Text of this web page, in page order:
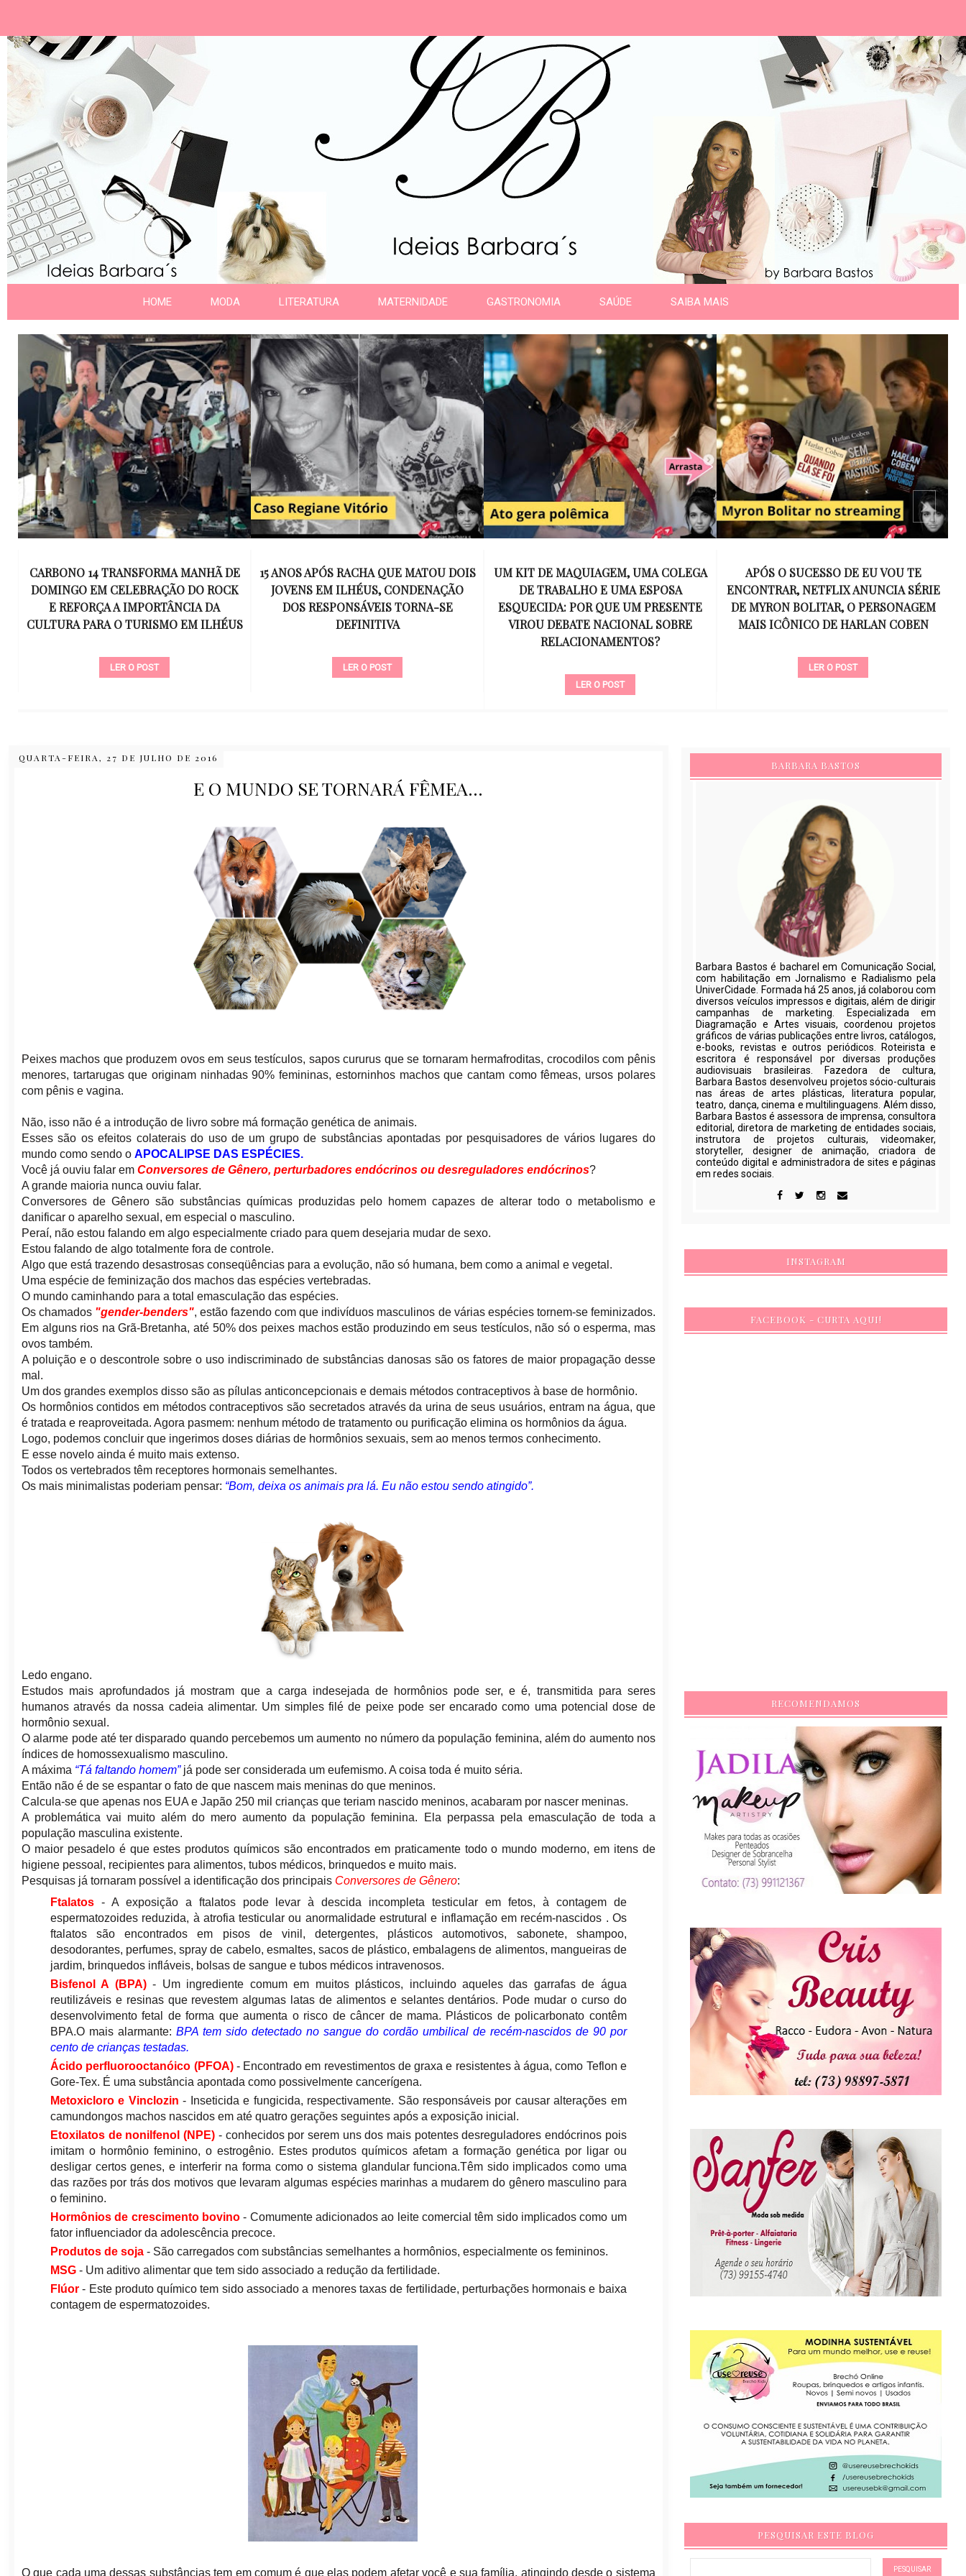
HOME MODA LITERATURA MATERNIDADE GASTRONOMIA SAÚDE SAIBA MAIS
15 ANOS APÓS RACHA QUE MATOU DOIS
JOVENS EM ILHÉUS, CONDENAÇÃO
DOS RESPONSÁVEIS TORNA-SE
DEFINITIVA
LER O POST
UM KIT DE MAQUIAGEM, UMA COLEGA
DE TRABALHO E UMA ESPOSA
ESQUECIDA: POR QUE UM PRESENTE
VIROU DEBATE NACIONAL SOBRE
APÓS O SUCESSO DE EU VOU TE
ENCONTRAR, NETFLIX ANUNCIA SÉRIE
DE MYRON BOLITAR, O PERSONAGEM
MAIS ICÔNICO DE HARLAN COBEN
15 ANOS SEM AMY WINEHOUSE: A VOZ
INESQUECÍVEL QUE REVOLUCIONOU A
MÚSICA E SE TORNOU UM SÍMBOLO
DE UMA GERAÇÃO
LER O POST
QUARTA-FEIRA, 27 DE JULHO DE 2016
E O MUNDO SE TORNARÁ FÊMEA...
Peixes machos que produzem ovos em seus testículos, sapos cururus que se tornaram hermafroditas, crocodilos com pênis
menores, tartarugas que originam ninhadas 90% femininas, estorninhos machos que cantam como fêmeas, ursos polares
com pênis e vagina.
Não, isso não é a introdução de livro sobre má formação genética de animais.
Esses são os efeitos colaterais do uso de um grupo de substâncias apontadas por pesquisadores de vários lugares do
mundo como sendo o APOCALIPSE DAS ESPÉCIES.
Você já ouviu falar em Conversores de Gênero, perturbadores endócrinos ou desreguladores endócrinos?
A grande maioria nunca ouviu falar.
Conversores de Gênero são substâncias químicas produzidas pelo homem capazes de alterar todo o metabolismo e
danificar o aparelho sexual, em especial o masculino.
Peraí, não estou falando em algo especialmente criado para quem desejaria mudar de sexo.
Estou falando de algo totalmente fora de controle.
Algo que está trazendo desastrosas conseqüências para a evolução, não só humana, bem como a animal e vegetal.
Uma espécie de feminização dos machos das espécies vertebradas.
O mundo caminhando para a total emasculação das espécies.
Os chamados "gender-benders", estão fazendo com que indivíduos masculinos de várias espécies tornem-se feminizados.
Em alguns rios na Grã-Bretanha, até 50% dos peixes machos estão produzindo em seus testículos, não só o esperma, mas
ovos também.
A poluição e o descontrole sobre o uso indiscriminado de substâncias danosas são os fatores de maior propagação desse
mal.
Um dos grandes exemplos disso são as pílulas anticoncepcionais e demais métodos contraceptivos à base de hormônio.
Os hormônios contidos em métodos contraceptivos são secretados através da urina de seus usuários, entram na água, que
é tratada e reaproveitada. Agora pasmem: nenhum método de tratamento ou purificação elimina os hormônios da água.
Logo, podemos concluir que ingerimos doses diárias de hormônios sexuais, sem ao menos termos conhecimento.
E esse novelo ainda é muito mais extenso.
Todos os vertebrados têm receptores hormonais semelhantes.
Os mais minimalistas poderiam pensar: “Bom, deixa os animais pra lá. Eu não estou sendo atingido”.
Ledo engano.
Estudos mais aprofundados já mostram que a carga indesejada de hormônios pode ser, e é, transmitida para seres
humanos através da nossa cadeia alimentar. Um simples filé de peixe pode ser encarado como uma potencial dose de
hormônio sexual.
O alarme pode até ter disparado quando percebemos um aumento no número da população feminina, além do aumento nos
índices de homossexualismo masculino.
A máxima “Tá faltando homem”já pode ser considerada um eufemismo. A coisa toda é muito séria.
Então não é de se espantar o fato de que nascem mais meninas do que meninos.
Calcula-se que apenas nos EUA e Japão 250 mil crianças que teriam nascido meninos, acabaram por nascer meninas.
A problemática vai muito além do mero aumento da população feminina. Ela perpassa pela emasculação de toda a
população masculina existente.
O maior pesadelo é que estes produtos químicos são encontrados em praticamente todo o mundo moderno, em itens de
higiene pessoal, recipientes para alimentos, tubos médicos, brinquedos e muito mais.
Pesquisas já tornaram possível a identificação dos principais Conversores de Gênero:
Ftalatos - A exposição a ftalatos pode levar à descida incompleta testicular em fetos, à contagem de
espermatozoides reduzida, à atrofia testicular ou anormalidade estrutural e inflamação em recém-nascidos . Os
ftalatos são encontrados em pisos de vinil, detergentes, plásticos automotivos, sabonete, shampoo,
desodorantes, perfumes, spray de cabelo, esmaltes, sacos de plástico, embalagens de alimentos, mangueiras de
jardim, brinquedos infláveis, bolsas de sangue e tubos médicos intravenosos.
Bisfenol A (BPA)- Um ingrediente comum em muitos plásticos, incluindo aqueles das garrafas de água
reutilizáveis ​​e resinas que revestem algumas latas de alimentos e selantes dentários. Pode mudar o curso do
desenvolvimento fetal de forma que aumenta o risco de câncer de mama. Plásticos de policarbonato contêm
BPA.O mais alarmante: BPA tem sido detectado no sangue do cordão umbilical de recém-nascidos de 90 por
cento de crianças testadas.
Ácido perfluorooctanóico (PFOA)- Encontrado em revestimentos de graxa e resistentes à água, como Teflon e
Gore-Tex. É uma substância apontada como possivelmente cancerígena.
Metoxicloro e Vinclozin - Inseticida e fungicida, respectivamente. São responsáveis por causar alterações em
camundongos machos nascidos em até quatro gerações seguintes após a exposição inicial.
Etoxilatos de nonilfenol (NPE) - conhecidos por serem uns dos mais potentes desreguladores endócrinos pois
imitam o hormônio feminino, o estrogênio. Estes produtos químicos afetam a formação genética por ligar ou
desligar certos genes, e interferir na forma como o sistema glandular funciona.Têm sido implicados como uma
das razões por trás dos motivos que levaram algumas espécies marinhas a mudarem do gênero masculino para
o feminino.
Hormônios de crescimento bovino - Comumente adicionados ao leite comercial têm sido implicados como um
fator influenciador da adolescência precoce.
Produtos de soja - São carregados com substâncias semelhantes a hormônios, especialmente os femininos.
MSG - Um aditivo alimentar que tem sido associado a redução da fertilidade.
Flúor - Este produto químico tem sido associado a menores taxas de fertilidade, perturbações hormonais e baixa
contagem de espermatozoides.
O que cada uma dessas substâncias tem em comum é que elas podem afetar você e sua família, atingindo desde o sistema
BARBARA BASTOS
Barbara Bastos é bacharel em Comunicação Social,
com habilitação em Jornalismo e Radialismo pela
UniverCidade. Formada há 25 anos, já colaborou com
diversos veículos impressos e digitais, além de dirigir
campanhas de marketing. Especializada em
Diagramação e Artes visuais, coordenou projetos
gráficos de várias publicações entre livros, catálogos,
e-books, revistas e outros periódicos. Roteirista e
escritora é responsável por diversas produções
audiovisuais brasileiras. Fazedora de cultura,
Barbara Bastos desenvolveu projetos sócio-culturais
nas áreas de artes plásticas, literatura popular,
teatro, dança, cinema e multilinguagens. Além disso,
Barbara Bastos é assessora de imprensa, consultora
editorial, diretora de marketing de entidades sociais,
instrutora de projetos culturais, videomaker,
storyteller, designer de animação, criadora de
conteúdo digital e administradora de sites e páginas
em redes sociais.
INSTAGRAM
FACEBOOK - CURTA AQUI!
RECOMENDAMOS
PESQUISAR ESTE BLOG